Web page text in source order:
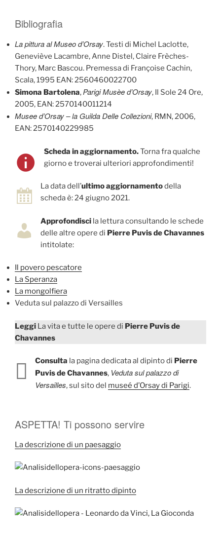
Bibliografia
La pittura al Museo d’Orsay. Testi di Michel Laclotte,
Geneviève Lacambre, Anne Distel, Claire Frèches-
Thory, Marc Bascou. Premessa di Françoise Cachin,
Scala, 1995 EAN: 2560460022700
Simona Bartolena, Parigi Musèe d’Orsay, Il Sole 24 Ore,
2005, EAN: 2570140011214
Musee d’Orsay – la Guilda Delle Collezioni, RMN, 2006,
EAN: 2570140229985
Scheda in aggiornamento.Torna fra qualche
giorno e troverai ulteriori approfondimenti!
La data dell’ultimo aggiornamentodella
scheda è: 24 giugno 2021.
Approfondisci la lettura consultando le schede
delle altre opere di Pierre Puvis de Chavannes
intitolate:
Il povero pescatore
La Speranza
La mongolfiera
Veduta sul palazzo di Versailles
Leggi La vita e tutte le opere di Pierre Puvis de
Chavannes
Consulta la pagina dedicata al dipinto di Pierre
Puvis de Chavannes, Veduta sul palazzo di
Versailles, sul sito del museé d’Orsay di Parigi.
ASPETTA! Ti possono servire
La descrizione di un paesaggio
La descrizione di un ritratto dipinto